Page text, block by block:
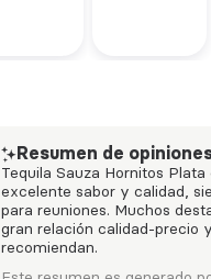
Resumen de
Tequila Sauza Hornitos Plata
excelente sabor y calidad,
para reuniones. Muchos
gran relación calidad-precio
recomiendan.